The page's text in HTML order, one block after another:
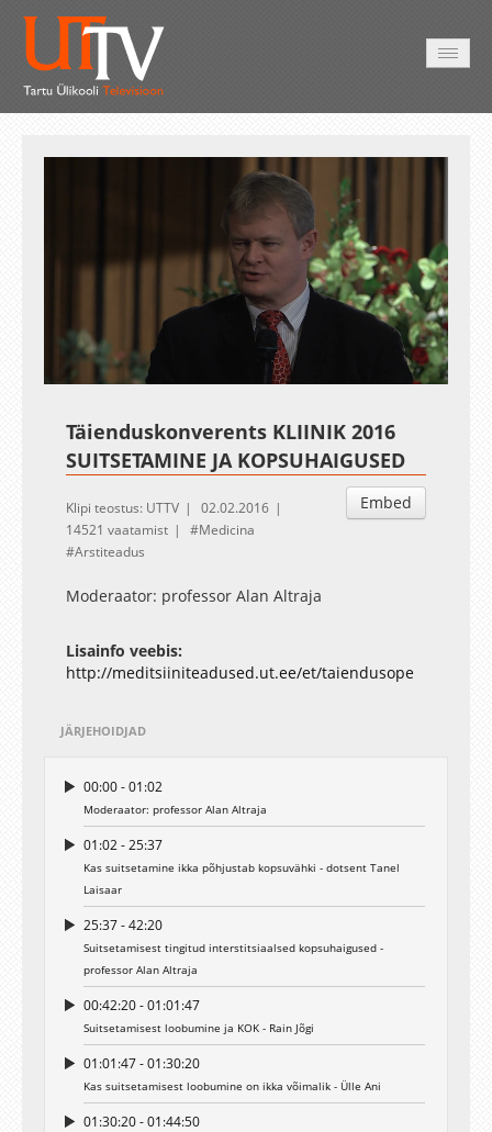
UnmuteLoaded
0.31%
Täienduskonverents KLIINIK 2016
SUITSETAMINE JA KOPSUHAIGUSED
Embed
Klipi teostus: UTTV
02.02.2016
14521 vaatamist
Medicina
Arstiteadus
Moderaator: professor Alan Altraja
Lisainfo veebis:
http://meditsiiniteadused.ut.ee/et/taiendusope
JÄRJEHOIDJAD
00:00 - 01:02
Moderaator: professor Alan Altraja
01:02 - 25:37
Kas suitsetamine ikka põhjustab kopsuvähki - dotsent Tanel
Laisaar
25:37 - 42:20
Suitsetamisest tingitud interstitsiaalsed kopsuhaigused -
professor Alan Altraja
00:42:20 - 01:01:47
Suitsetamisest loobumine ja KOK - Rain Jõgi
01:01:47 - 01:30:20
Kas suitsetamisest loobumine on ikka võimalik - Ülle Ani
01:30:20 - 01:44:50